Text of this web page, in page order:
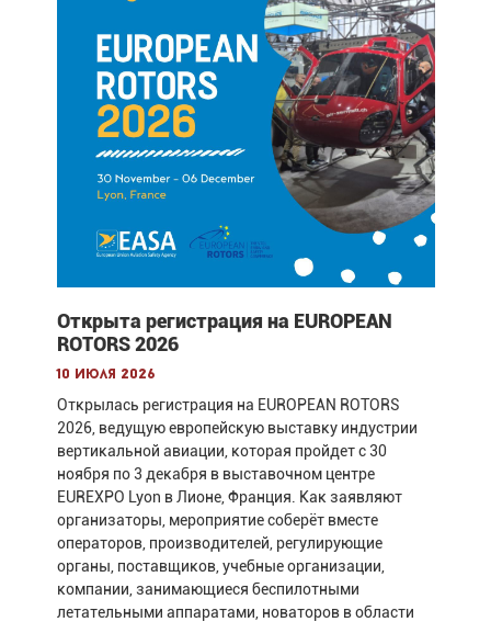
Открыта регистрация на EUROPEAN
ROTORS 2026
10 июля 2026
Открылась регистрация на EUROPEAN ROTORS
2026, ведущую европейскую выставку индустрии
вертикальной авиации, которая пройдет с 30
ноября по 3 декабря в выставочном центре
EUREXPO Lyon в Лионе, Франция. Как заявляют
организаторы, мероприятие соберёт вместе
операторов, производителей, регулирующие
органы, поставщиков, учебные организации,
компании, занимающиеся беспилотными
летательными аппаратами, новаторов в области